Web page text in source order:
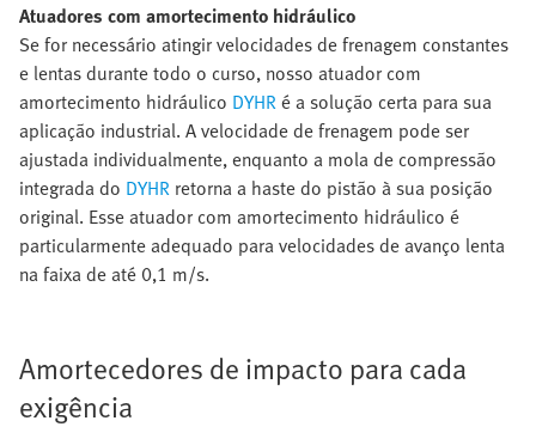
Atuadores com amortecimento hidráulico
Se for necessário atingir velocidades de frenagem constantes
e lentas durante todo o curso, nosso atuador com
amortecimento hidráulico DYHRé a solução certa para sua
aplicação industrial. A velocidade de frenagem pode ser
ajustada individualmente, enquanto a mola de compressão
integrada do DYHR retorna a haste do pistão à sua posição
original. Esse atuador com amortecimento hidráulico é
particularmente adequado para velocidades de avanço lenta
na faixa de até 0,1 m/s.
Amortecedores de impacto para cada
exigência